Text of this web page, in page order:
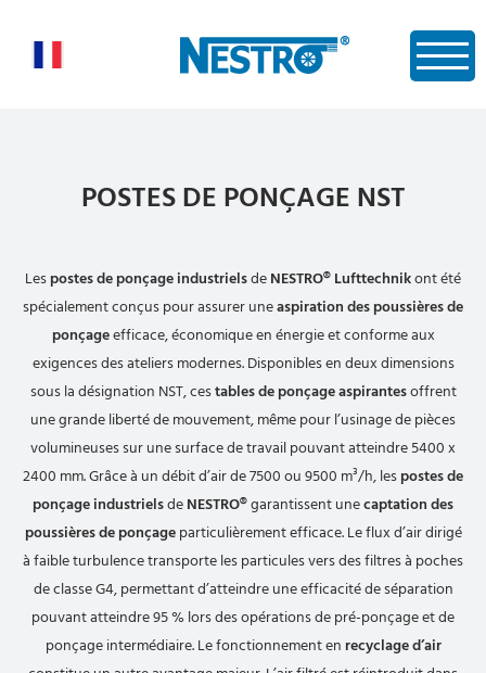
POSTES DE PONÇAGE NST
Lespostes de ponçage industrielsdeNESTRO® Lufttechnikont été
spécialement conçus pour assurer uneaspiration des poussières de
ponçageefficace, économique en énergie et conforme aux
exigences des ateliers modernes. Disponibles en deux dimensions
sous la désignation NST, cestables de ponçage aspirantesoffrent
une grande liberté de mouvement, même pour l’usinage de pièces
volumineuses sur une surface de travail pouvant atteindre 5400 x
2400 mm. Grâce à un débit d’air de 7500 ou 9500 m³/h, lespostes de
ponçage industrielsdeNESTRO®garantissent unecaptation des
poussières de ponçageparticulièrement efficace. Le flux d’air dirigé
à faible turbulence transporte les particules vers des filtres à poches
de classe G4, permettant d’atteindre une efficacité de séparation
pouvant atteindre 95 % lors des opérations de pré-ponçage et de
ponçage intermédiaire. Le fonctionnement en recyclage d’air